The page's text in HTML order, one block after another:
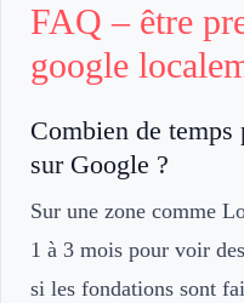
FAQ – être
google
Combien de temps
sur Google ?
Sur une zone comme
1 à 3 mois pour voir
si les fondations sont